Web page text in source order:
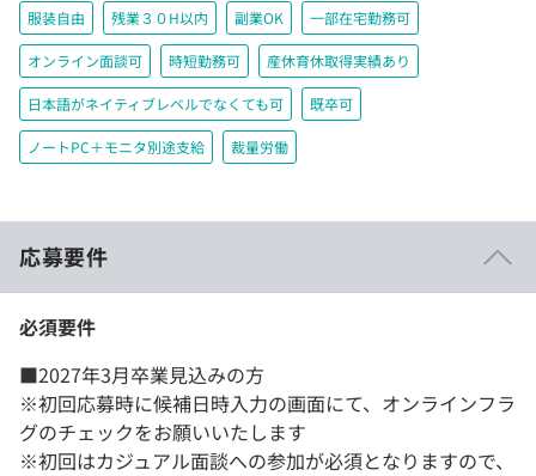
服装自由 残業３０H以内 副業OK 一部在宅勤務可
オンライン面談可 時短勤務可 産休育休取得実績あり
日本語がネイティブレベルでなくても可 既卒可
ノートPC＋モニタ別途支給 裁量労働
応募要件
必須要件
■2027年3月卒業見込みの方
※初回応募時に候補日時入力の画面にて、オンラインフラ
グのチェックをお願いいたします
※初回はカジュアル面談への参加が必須となりますので、